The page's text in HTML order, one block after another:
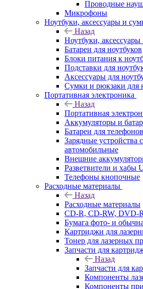
Проводные
Микрофоны
Ноутбуки, аксессуары и
Назад
Ноутбуки,
Батареи для ноутбуков
Блоки питания к
Подставки для
Аксессуары для
Сумки и рюкзаки для
Портативная электроника
Назад
Портативная
Аккумуляторы и
Батареи для
Зарядные устройства
автомобильные
Внешние
Разветвители и хабы
Телефоны кнопочные
Расходные материалы
Назад
Расходные материалы
CD-R, CD-RW, DVD-
Бумага фото- и
Картриджи для
Тонер для лазерных
Запчасти для
Назад
Запчасти для
Компоненты
Компоненты